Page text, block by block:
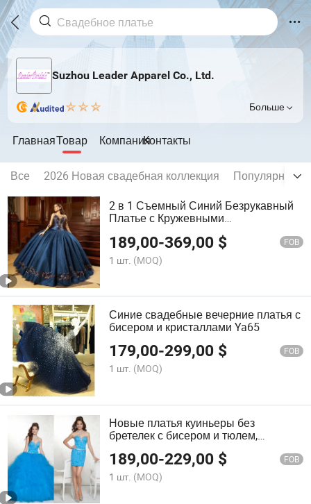
Suzhou Leader Apparel Co., Ltd.
Больше
ГлавнаяТовар КомпанияКонтакты
Все 2026 Новая свадебная коллекция
Популярные
2 в 1 Съемный Синий Безрукавный
Платье с Кружевными
Квинсеанеры 15 Лет Бал Дресс Y64
189,00-369,00 $ FOB
1 шт. (MOQ)
Синие свадебные вечерние платья с
бисером и кристаллами Ya65
179,00-299,00 $ FOB
1 шт. (MOQ)
Новые платья куиньеры без
бретелек с бисером и тюлем,
баллонные юбки Ya71
189,00-229,00 $ FOB
1 шт. (MOQ)